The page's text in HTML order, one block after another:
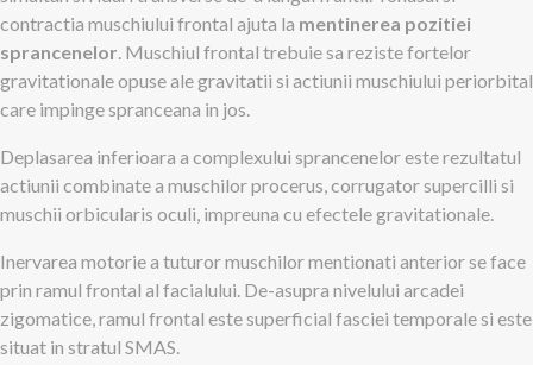
contractia muschiului frontal ajuta la mentinerea pozitiei
sprancenelor. Muschiul frontal trebuie sa reziste fortelor
gravitationale opuse ale gravitatii si actiunii muschiului periorbital
care impinge spranceana in jos.
Deplasarea inferioara a complexului sprancenelor este rezultatul
actiunii combinate a muschilor procerus, corrugator supercilli si
muschii orbicularis oculi, impreuna cu efectele gravitationale.
Inervarea motorie a tuturor muschilor mentionati anterior se face
prin ramul frontal al facialului. De-asupra nivelului arcadei
zigomatice, ramul frontal este superficial fasciei temporale si este
situat in stratul SMAS.